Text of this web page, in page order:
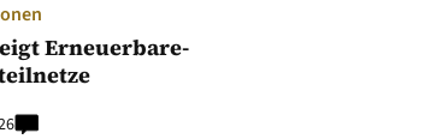
Erneuerbare-